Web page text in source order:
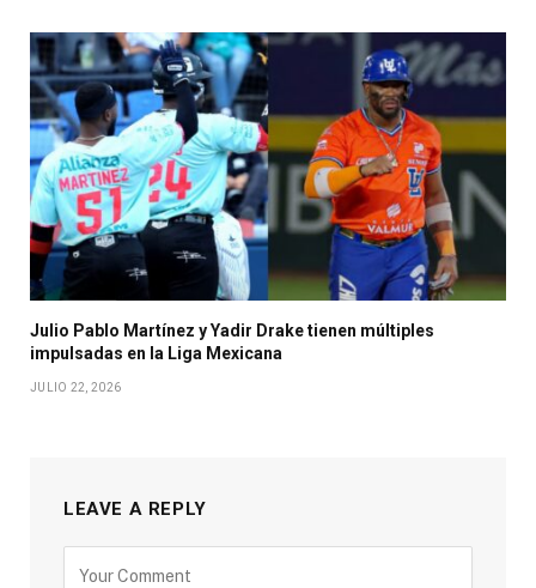
Julio Pablo Martínez y Yadir Drake tienen múltiples
impulsadas en la Liga Mexicana
JULIO 22, 2026
LEAVE A REPLY